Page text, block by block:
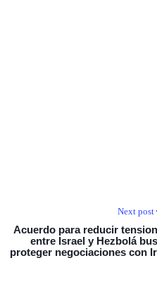
Next post
Acuerdo para reducir
entre Israel y Hezbolá
proteger negociaciones con